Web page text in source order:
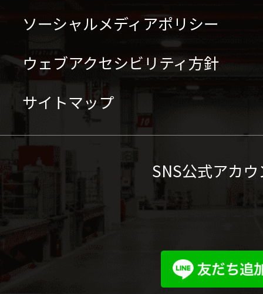
ソーシャルメディアポリシー
ウェブアクセシビリティ方針
サイトマップ
SNS公式アカ